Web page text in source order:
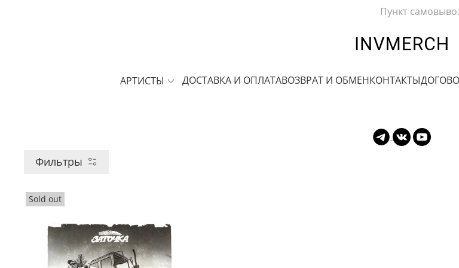
Пункт
АРТИСТЫ ДОСТАВКА И ОПЛАТАВОЗВРАТ И ОБМЕНКОНТАКТЫ
Фильтры